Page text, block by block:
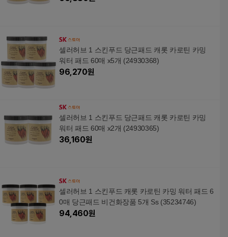
셀러허브 1 스킨푸드 당근패드 캐롯 카로틴 카밍
워터 패드 60매 x5개 (24930368)
96,270원
셀러허브 1 스킨푸드 당근패드 캐롯 카로틴 카밍
워터 패드 60매 x2개 (24930365)
36,160원
셀러허브 1 스킨푸드 캐롯 카로틴 카밍 워터 패드 6
0매 당근패드 비건화장품 5개 Ss (35234746)
94,460원